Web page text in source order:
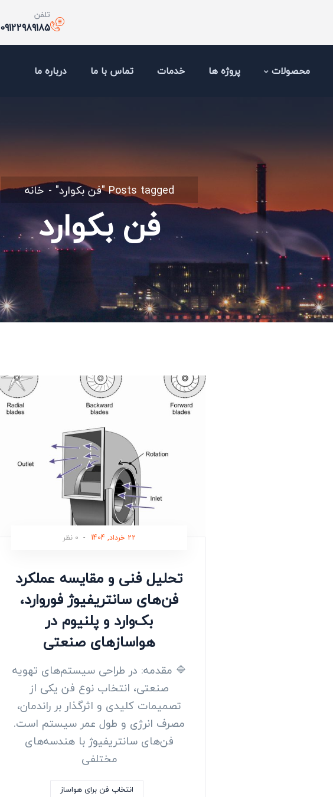
تلفن
09122989185
محصولات پروژه ها خدمات تماس با ما درباره ما
خانه Posts tagged "فن بکوارد"
فن بکوارد
22 خرداد, 1404 - 0 نظر
تحلیل فنی و مقایسه عملکرد
فن‌های سانتریفیوژ فوروارد،
بک‌وارد و پلنیوم در
هواسازهای صنعتی
🔷 مقدمه: در طراحی سیستم‌های تهویه
صنعتی، انتخاب نوع فن یکی از
تصمیمات کلیدی و اثرگذار بر راندمان،
مصرف انرژی و طول عمر سیستم است.
فن‌های سانتریفیوژ با هندسه‌های
مختلفی
انتخاب فن برای هواساز